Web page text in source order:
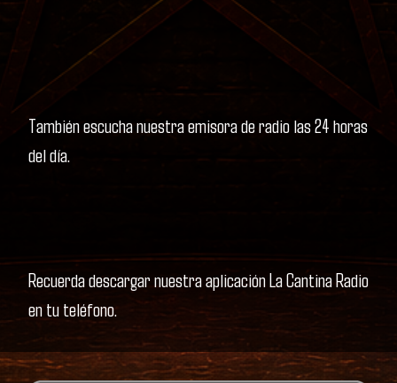
También escucha nuestra emisora de radio las 24 horas
del día.
Recuerda descargar nuestra aplicación La Cantina Radio
en tu teléfono.